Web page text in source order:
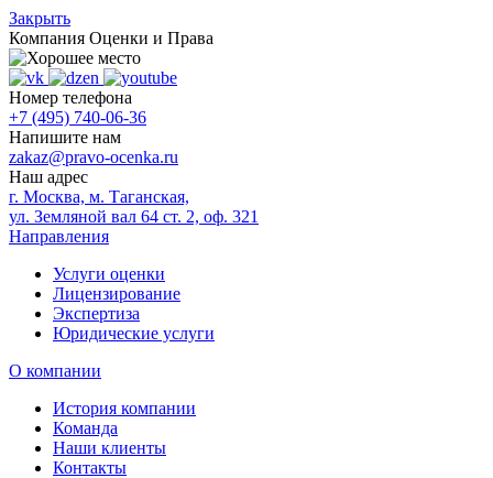
Закрыть
Компания Оценки и Права
Номер телефона
+7 (495) 740-06-36
Напишите нам
zakaz@pravo-ocenka.ru
Наш адрес
г. Москва, м. Таганская,
ул. Земляной вал 64 ст. 2, оф. 321
Направления
Услуги оценки
Лицензирование
Экспертиза
Юридические услуги
О компании
История компании
Команда
Наши клиенты
Контакты